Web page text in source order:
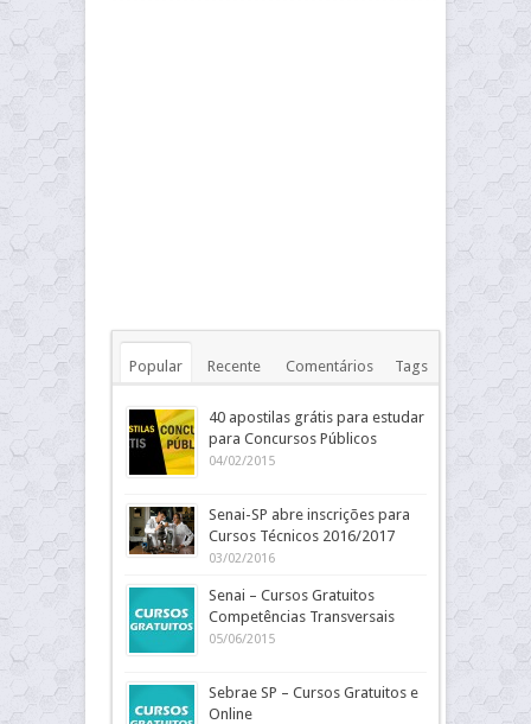
Popular Recente Comentários Tags
40 apostilas grátis para estudar
para Concursos Públicos
04/02/2015
Senai-SP abre inscrições para
Cursos Técnicos 2016/2017
03/02/2016
Senai – Cursos Gratuitos
Competências Transversais
05/06/2015
Sebrae SP – Cursos Gratuitos e
Online